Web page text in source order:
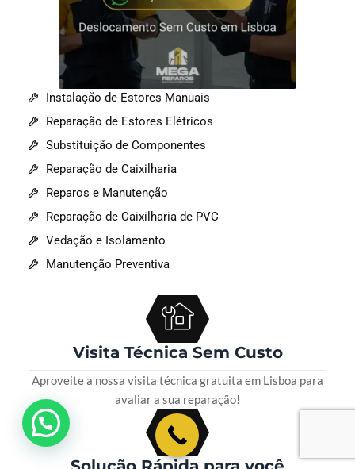
Instalação de Estores Manuais
Reparação de Estores Elétricos
Substituição de Componentes
Reparação de Caixilharia
Reparos e Manutenção
Reparação de Caixilharia de PVC
Vedação e Isolamento
Manutenção Preventiva
Visita Técnica Sem Custo
Aproveite a nossa visita técnica gratuita em Lisboa para
avaliar a sua reparação!
💬 Como podemos ajudar?